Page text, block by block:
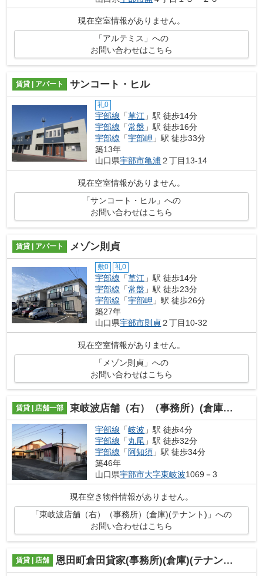
現在空室情報がありません。
「アルテミス」への
お問い合わせはこちら
賃貸 | アパート サンコート・ヒル
礼0
宇部線 「草江 」駅 徒歩14分
宇部線 「常盤 」駅 徒歩16分
宇部線 「宇部岬 」駅 徒歩33分
築13年
山口県宇部市亀浦 ２丁目13-14
現在空室情報がありません。
「サンコート・ヒル」への
お問い合わせはこちら
賃貸 | アパート メゾン則貞
敷0 礼0
宇部線 「草江 」駅 徒歩14分
宇部線 「常盤 」駅 徒歩23分
宇部線 「宇部岬 」駅 徒歩26分
築27年
山口県宇部市則貞２丁目10-32
現在空室情報がありません。
「メゾン則貞」への
お問い合わせはこちら
賃貸 | 店舗一部 東岐波店舗（右）（事務所）(倉庫)(テナント)
宇部線 「岐波 」駅 徒歩4分
宇部線 「丸尾 」駅 徒歩32分
宇部線 「 阿知須 」駅 徒歩34分
築46年
山口県宇部市大字東岐波1069－3
現在空き物件情報がありません。
「東岐波店舗（右）（事務所）(倉庫)(テナント)」への
お問い合わせはこちら
賃貸 | 店舗 恩田町倉田貸家(事務所)(倉庫)(テナント)